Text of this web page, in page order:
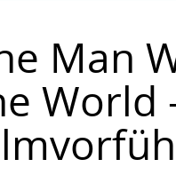
Man
World